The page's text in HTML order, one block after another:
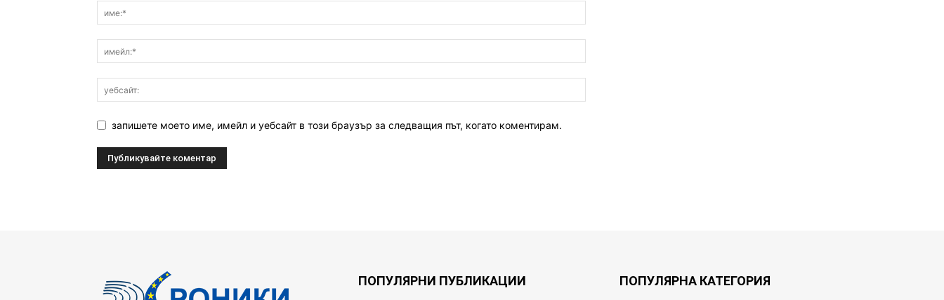
запишете моето име, имейл и уебсайт в този браузър за следващия път, когато коментирам.
ПОПУЛЯРНИ ПУБЛИКАЦИИ ПОПУЛЯРНА КАТЕГОРИЯ